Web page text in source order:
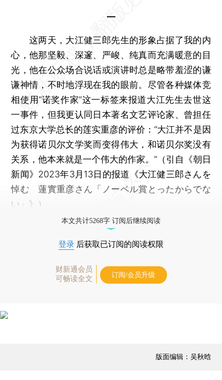
一
这两天，大江健三郎先生的形象占据了我的内
心，他那坚毅、深邃、严峻、纯真而充满暖意的目
光，他在公众场合说话或演讲时总是略带羞涩的谦
谦神情，不时地浮现在我的眼前。尽管各种媒体竞
相使用“诺奖作家”这一标签来报道大江先生去世这
一事件，但我更认同日本著名文艺评论家、曾担任
过东京大学总长的莲实重彦的评价：“大江并不是因
为获得诺贝尔文学奖而变得伟大，和诺贝尔奖没有
关系，他本来就是一个伟大的作家。”（引自《朝日
新闻》2023年3月13日的报道《大江健三郎さんを
悼む 蓮實重彦さん「ノーベル賞とったからでな
い」》）
本文共计5268字 订阅后继续阅读
登录 后获取已订阅的阅读权限
财新通会员
可畅读全文
订阅/会员升级
版面编辑：吴秋晗